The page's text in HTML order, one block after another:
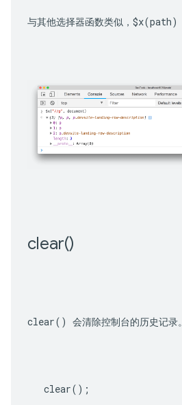
与其他选择器函数类似， $x(path)
clear()
clear() 会清除控制台的历史记录。
clear();